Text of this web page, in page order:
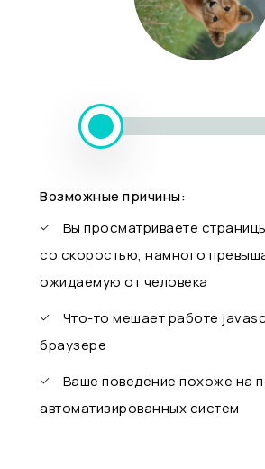
Возможные причины:
Вы просматриваете
со скоростью, намного
ожидаемую от человека
Что-то мешает работе
браузере
Ваше поведение похоже на
автоматизированных систем